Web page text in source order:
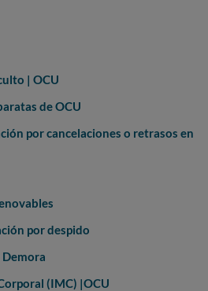
| OCU
de OCU
por cancelaciones o retrasos en
por despido
(IMC) |OCU